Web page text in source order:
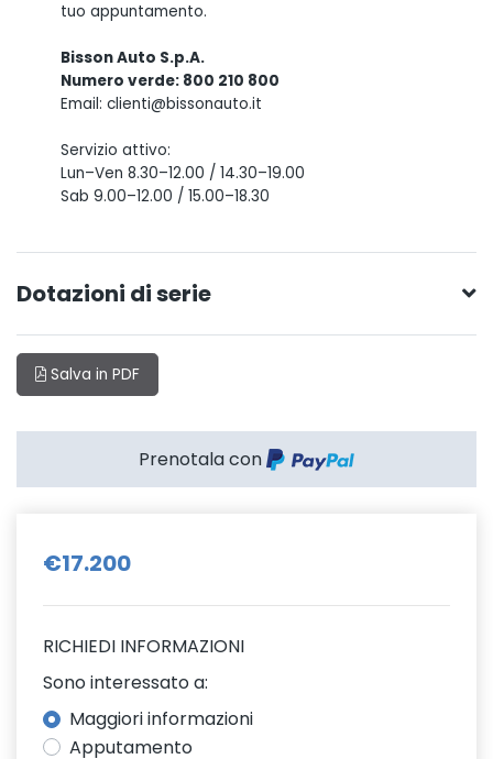
tuo appuntamento.
Bisson Auto S.p.A.
Numero verde: 800 210 800
Email: clienti@bissonauto.it
Servizio attivo:
Lun–Ven 8.30–12.00 / 14.30–19.00
Sab 9.00–12.00 / 15.00–18.30
Dotazioni di serie
Salva in PDF
Prenotala con
€17.200
RICHIEDI INFORMAZIONI
Sono interessato a:
Maggiori informazioni
Apputamento